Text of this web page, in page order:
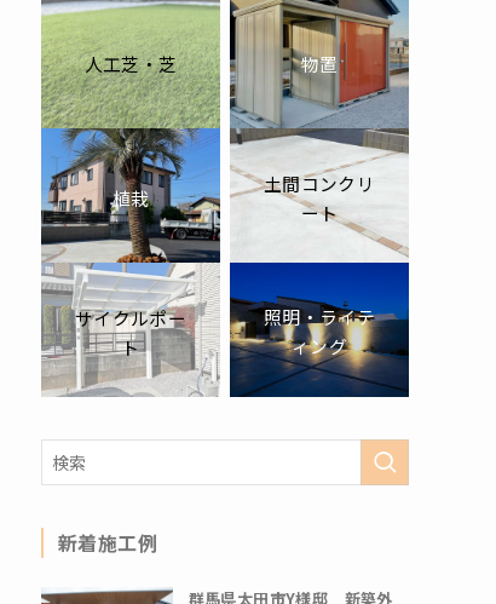
人工芝・芝 物置
植栽
土間コンクリ
ート
サイクルポー
ト
照明・ライテ
ィング
新着施工例
群馬県太田市Y様邸 新築外